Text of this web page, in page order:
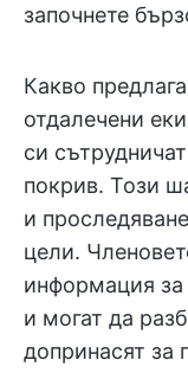
започнете
Какво
отдалечени
си
покрив. Този
и
цели.
информация за
и могат да
допринасят за